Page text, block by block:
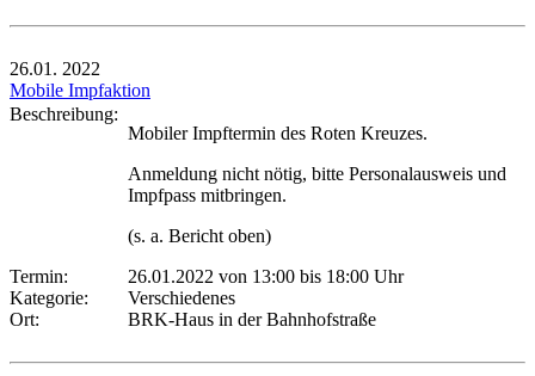
26.01. 2022
Mobile Impfaktion
Beschreibung:
Mobiler Impftermin des Roten Kreuzes.
Anmeldung nicht nötig, bitte Personalausweis und
Impfpass mitbringen.
(s. a. Bericht oben)
Termin:
26.01.2022 von 13:00 bis 18:00 Uhr
Kategorie:
Verschiedenes
Ort:
BRK-Haus in der Bahnhofstraße